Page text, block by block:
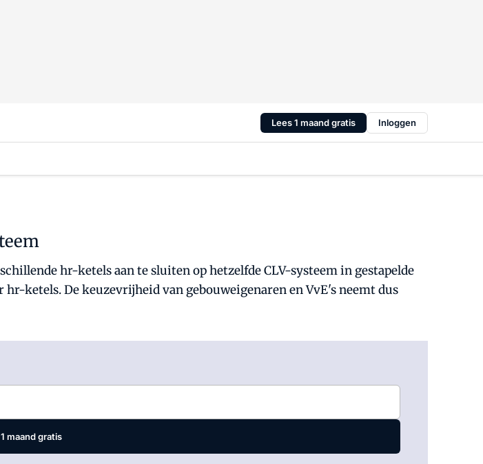
Lees 1 maand gratis Inloggen
hr-ketels aan te sluiten op hetzelfde CLV-systeem in gestapelde
ketels. De keuzevrijheid van gebouweigenaren en VvE's neemt dus
maand gratis